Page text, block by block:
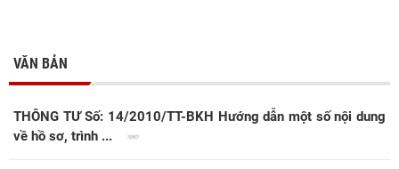
VĂN BẢN
THÔNG TƯ Số: 14/2010/TT-BKH Hướng dẫn một số nội dung
về hồ sơ, trình ...